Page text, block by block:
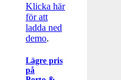
Klicka här
för att
ladda ned
demo.
Lägre pris
på